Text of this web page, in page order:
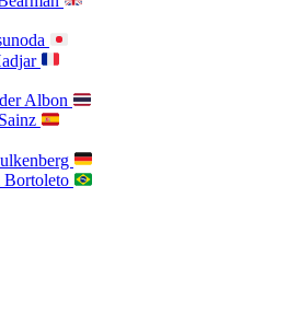
Albon
Bortoleto